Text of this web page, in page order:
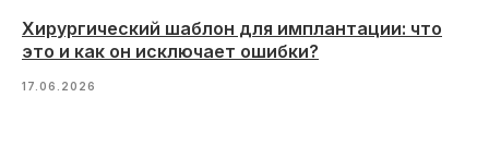
Хирургический шаблон для имплантации: что
это и как он исключает ошибки?
17.06.2026